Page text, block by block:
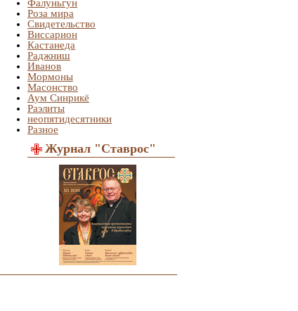
Фалуньгун
Роза мира
Свидетельство
Виссарион
Кастанеда
Раджниш
Иванов
Мормоны
Масонство
Аум Синрикё
Раэлиты
неопятидесятники
Разное
Журнал "Ставрос"